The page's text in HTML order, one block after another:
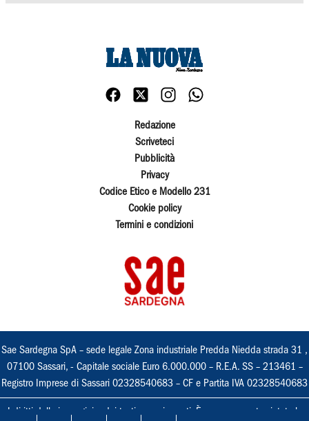
Redazione
Scriveteci
Pubblicità
Privacy
Codice Etico e Modello 231
Cookie policy
Termini e condizioni
Sae Sardegna SpA – sede legale Zona industriale Predda Niedda strada 31 ,
07100 Sassari, - Capitale sociale Euro 6.000.000 – R.E.A. SS – 213461 –
Registro Imprese di Sassari 02328540683 – CF e Partita IVA 02328540683
I diritti delle immagini e dei testi sono riservati. È espressamente vietata la